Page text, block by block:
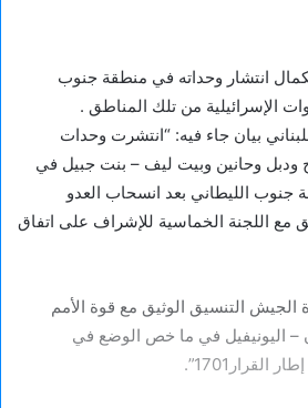
انتشار وحداته في منطقة جنوب
الإسرائيلية من تلك المناطق .
بيان جاء فيه: “انتشرت وحدات
ودبل وحانين وبيت ليف – بنت جبيل في
الليطاني بعد انسحاب العدو
مع اللجنة الخماسية للإشراف على اتفاق
الجيش التنسيق الوثيق مع قوة الأمم
– اليونيفيل في ما خص الوضع في